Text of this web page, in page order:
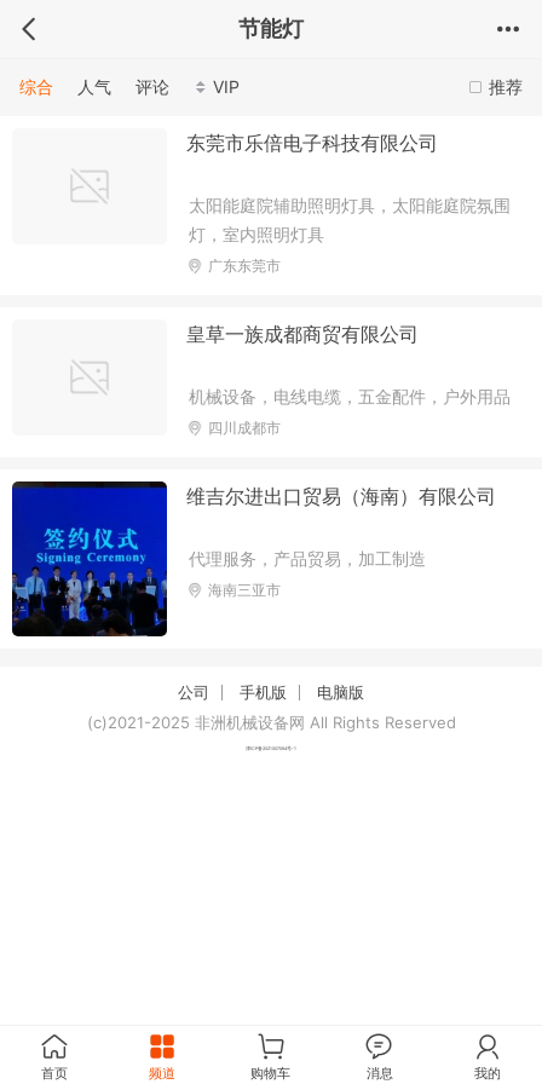
节能灯
推荐
综合 人气 评论 VIP
东莞市乐倍电子科技有限公司
太阳能庭院辅助照明灯具，太阳能庭院氛围
灯，室内照明灯具
广东东莞市
皇草一族成都商贸有限公司
机械设备，电线电缆，五金配件，户外用品
四川成都市
维吉尔进出口贸易（海南）有限公司
代理服务，产品贸易，加工制造
海南三亚市
公司 手机版
电脑版
(c)2021-2025 非洲机械设备网 All Rights Reserved
津ICP备2021007094号-1
首页 频道 购物车 消息 我的